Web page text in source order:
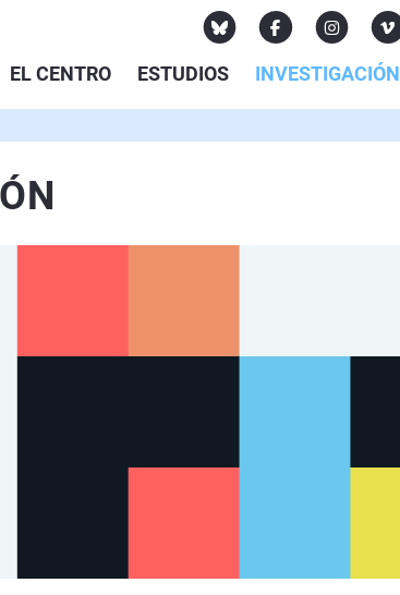
EL CENTRO ESTUDIOS INVESTIGACIÓN